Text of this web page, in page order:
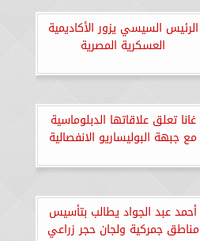
الرئيس السيسي يزور الأكاديمية
العسكرية المصرية
غانا تعلق علاقاتها الدبلوماسية
مع جبهة البوليساريو الانفصالية
أحمد عبد الجواد يطالب بتأسيس
مناطق جمركية ولجان حجر زراعي